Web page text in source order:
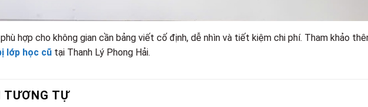
hợp cho không gian cần bảng viết cố định, dễ nhìn và tiết kiệm chi phí. Tham khảo
lớp học cũ tại Thanh Lý Phong Hải.
TƯƠNG TỰ